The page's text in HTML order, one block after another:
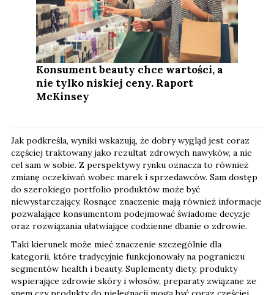
Konsument beauty chce wartości, a
nie tylko niskiej ceny. Raport
McKinsey
Jak podkreśla, wyniki wskazują, że dobry wygląd jest coraz
częściej traktowany jako rezultat zdrowych nawyków, a nie
cel sam w sobie. Z perspektywy rynku oznacza to również
zmianę oczekiwań wobec marek i sprzedawców. Sam dostęp
do szerokiego portfolio produktów może być
niewystarczający. Rosnące znaczenie mają również informacje
pozwalające konsumentom podejmować świadome decyzje
oraz rozwiązania ułatwiające codzienne dbanie o zdrowie.
Taki kierunek może mieć znaczenie szczególnie dla
kategorii, które tradycyjnie funkcjonowały na pograniczu
segmentów health i beauty. Suplementy diety, produkty
wspierające zdrowie skóry i włosów, preparaty związane ze